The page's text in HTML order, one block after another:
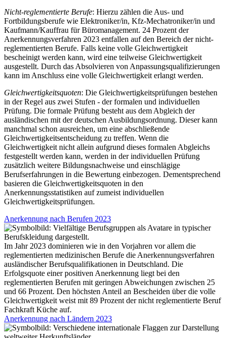
Nicht-reglementierte Berufe: Hierzu zählen die Aus- und
Fortbildungsberufe wie Elektroniker/in, Kfz-Mechatroniker/in und
Kaufmann/Kauffrau für Büromanagement. 24 Prozent der
Anerkennungsverfahren 2023 entfallen auf den Bereich der nicht-
reglementierten Berufe. Falls keine volle Gleichwertigkeit
bescheinigt werden kann, wird eine teilweise Gleichwertigkeit
ausgestellt. Durch das Absolvieren von Anpassungsqualifizierungen
kann im Anschluss eine volle Gleichwertigkeit erlangt werden.
Gleichwertigkeitsquoten: Die Gleichwertigkeitsprüfungen bestehen
in der Regel aus zwei Stufen - der formalen und individuellen
Prüfung. Die formale Prüfung besteht aus dem Abgleich der
ausländischen mit der deutschen Ausbildungsordnung. Dieser kann
manchmal schon ausreichen, um eine abschließende
Gleichwertigkeitsentscheidung zu treffen. Wenn die
Gleichwertigkeit nicht allein aufgrund dieses formalen Abgleichs
festgestellt werden kann, werden in der individuellen Prüfung
zusätzlich weitere Bildungsnachweise und einschlägige
Berufserfahrungen in die Bewertung einbezogen. Dementsprechend
basieren die Gleichwertigkeitsquoten in den
Anerkennungsstatistiken auf zumeist individuellen
Gleichwertigkeitsprüfungen.
Anerkennung nach Berufen 2023
Im Jahr 2023 dominieren wie in den Vorjahren vor allem die
reglementierten medizinischen Berufe die Anerkennungsverfahren
ausländischer Berufsqualifikationen in Deutschland. Die
Erfolgsquote einer positiven Anerkennung liegt bei den
reglementierten Berufen mit geringen Abweichungen zwischen 25
und 66 Prozent. Den höchsten Anteil an Bescheiden über die volle
Gleichwertigkeit weist mit 89 Prozent der nicht reglementierte Beruf
Fachkraft Küche auf.
Anerkennung nach Ländern 2023